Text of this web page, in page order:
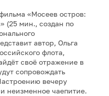
«Мосеев остров:
(25 мин., создан по
автор, Ольга
флота,
своё отражение в
сопровождать
вечеру
неизменное чаепитие.